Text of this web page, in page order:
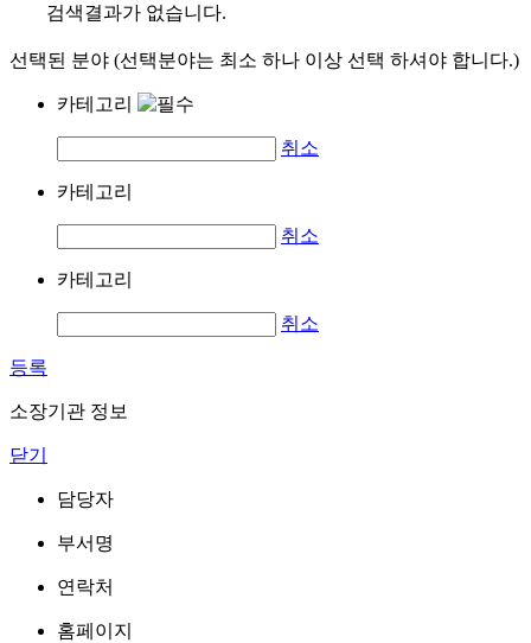
검색결과가 없습니다.
선택된 분야 (선택분야는 최소 하나 이상 선택 하셔야 합니다.)
카테고리
취소
카테고리
취소
카테고리
취소
등록
소장기관 정보
닫기
담당자
부서명
연락처
홈페이지